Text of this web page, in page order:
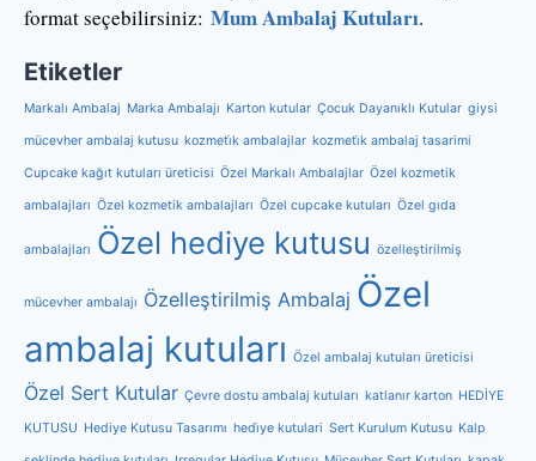
format seçebilirsiniz: Mum Ambalaj Kutuları.
Etiketler
Markalı Ambalaj Marka Ambalajı Karton kutular Çocuk Dayanıklı Kutular giysi
mücevher ambalaj kutusu kozmeti̇k ambalajlar kozmeti̇k ambalaj tasarimi
Cupcake kağıt kutuları üreticisi Özel Markalı Ambalajlar Özel kozmetik
ambalajları Özel kozmetik ambalajları Özel cupcake kutuları Özel gıda
ambalajları Özel hediye kutusu özelleştirilmiş
mücevher ambalajı Özelleştirilmiş Ambalaj Özel
ambalaj kutuları Özel ambalaj kutuları üreticisi
Özel Sert Kutular Çevre dostu ambalaj kutuları katlanır karton HEDİYE
KUTUSU Hediye Kutusu Tasarımı hedi̇ye kutulari Sert Kurulum Kutusu Kalp